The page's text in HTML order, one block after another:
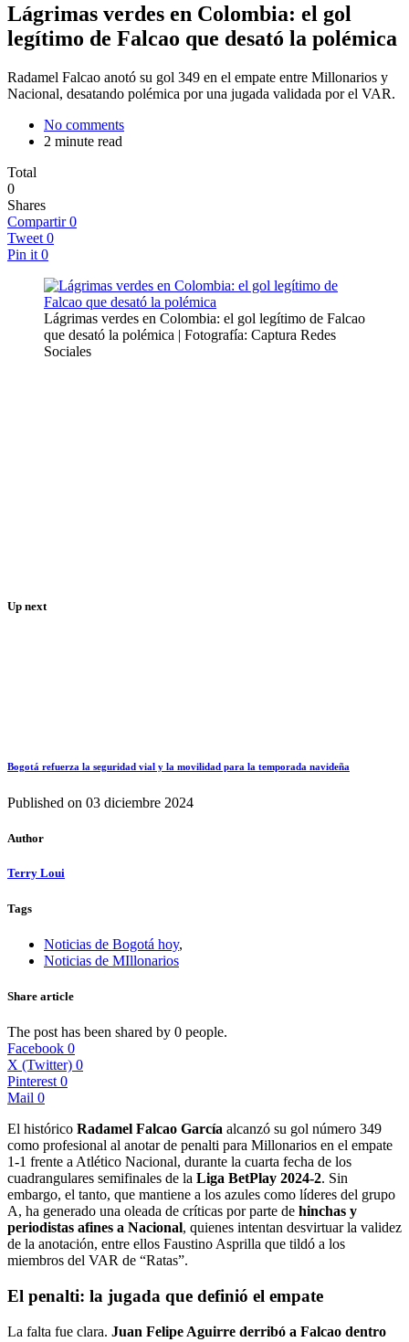
Lágrimas verdes en Colombia: el gol
legítimo de Falcao que desató la polémica
Radamel Falcao anotó su gol 349 en el empate entre Millonarios y
Nacional, desatando polémica por una jugada validada por el VAR.
No comments
2 minute read
Total
0
Shares
Compartir 0
Tweet 0
Pin it 0
Lágrimas verdes en Colombia: el gol legítimo de Falcao
que desató la polémica | Fotografía: Captura Redes
Sociales
Up next
Bogotá refuerza la seguridad vial y la movilidad para la temporada navideña
Published on 03 diciembre 2024
Author
Terry Loui
Tags
Noticias de Bogotá hoy,
Noticias de MIllonarios
Share article
The post has been shared by 0 people.
Facebook 0
X (Twitter) 0
Pinterest 0
Mail 0
El histórico Radamel Falcao García alcanzó su gol número 349
como profesional al anotar de penalti para Millonarios en el empate
1-1 frente a Atlético Nacional, durante la cuarta fecha de los
cuadrangulares semifinales de la Liga BetPlay 2024-2. Sin
embargo, el tanto, que mantiene a los azules como líderes del grupo
A, ha generado una oleada de críticas por parte de hinchas y
periodistas afines a Nacional, quienes intentan desvirtuar la validez
de la anotación, entre ellos Faustino Asprilla que tildó a los
miembros del VAR de “Ratas”.
El penalti: la jugada que definió el empate
La falta fue clara. Juan Felipe Aguirre derribó a Falcao dentro